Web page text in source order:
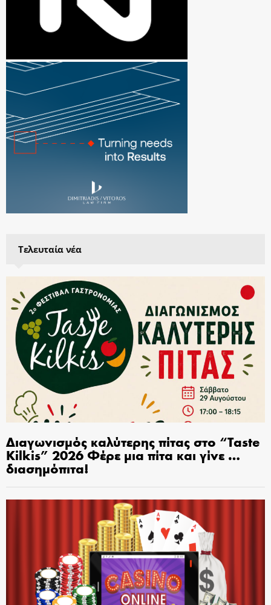
Τελευταία νέα
Διαγωνισμός καλύτερης πίτας στο “Taste
Kilkis” 2026 Φέρε μια πίτα και γίνε …
διασημόπιτα!